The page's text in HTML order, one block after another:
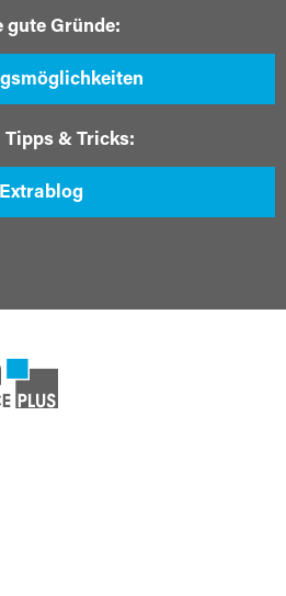
gute Gründe:
Tipps & Tricks:
Extrablog